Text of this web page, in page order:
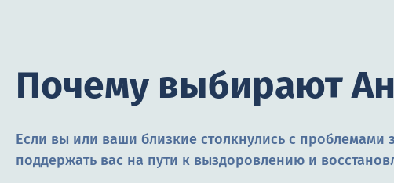
Почему выбирают
Если вы или ваши близкие столкнулись с проблемами
поддержать вас на пути к выздоровлению и